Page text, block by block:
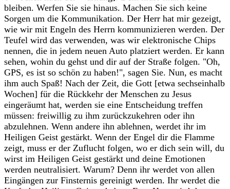
bleiben. Werfen Sie sie hinaus. Machen Sie sich keine
Sorgen um die Kommunikation. Der Herr hat mir gezeigt,
wie wir mit Engeln des Herrn kommunizieren werden. Der
Teufel wird das verwenden, was wir elektronische Chips
nennen, die in jedem neuen Auto platziert werden. Er kann
sehen, wohin du gehst und dir auf der Straße folgen. "Oh,
GPS, es ist so schön zu haben!", sagen Sie. Nun, es macht
ihm auch Spaß! Nach der Zeit, die Gott [etwa sechseinhalb
Wochen] für die Rückkehr der Menschen zu Jesus
eingeräumt hat, werden sie eine Entscheidung treffen
müssen: freiwillig zu ihm zurückzukehren oder ihn
abzulehnen. Wenn andere ihn ablehnen, werdet ihr im
Heiligen Geist gestärkt. Wenn der Engel dir die Flamme
zeigt, muss er der Zuflucht folgen, wo er dich sein will, du
wirst im Heiligen Geist gestärkt und deine Emotionen
werden neutralisiert. Warum? Denn ihr werdet von allen
Eingängen zur Finsternis gereinigt werden. Ihr werdet die